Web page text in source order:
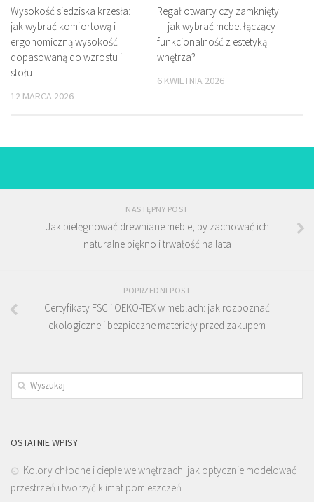
Wysokość siedziska krzesła:
jak wybrać komfortową i
ergonomiczną wysokość
dopasowaną do wzrostu i
stołu
12 MARCA 2026
Regał otwarty czy zamknięty
— jak wybrać mebel łączący
funkcjonalność z estetyką
wnętrza?
6 KWIETNIA 2026
NASTĘPNY POST
Jak pielęgnować drewniane meble, by zachować ich
naturalne piękno i trwałość na lata
POPRZEDNI POST
Certyfikaty FSC i OEKO-TEX w meblach: jak rozpoznać
ekologiczne i bezpieczne materiały przed zakupem
OSTATNIE WPISY
Kolory chłodne i ciepłe we wnętrzach: jak optycznie modelować
przestrzeń i tworzyć klimat pomieszczeń